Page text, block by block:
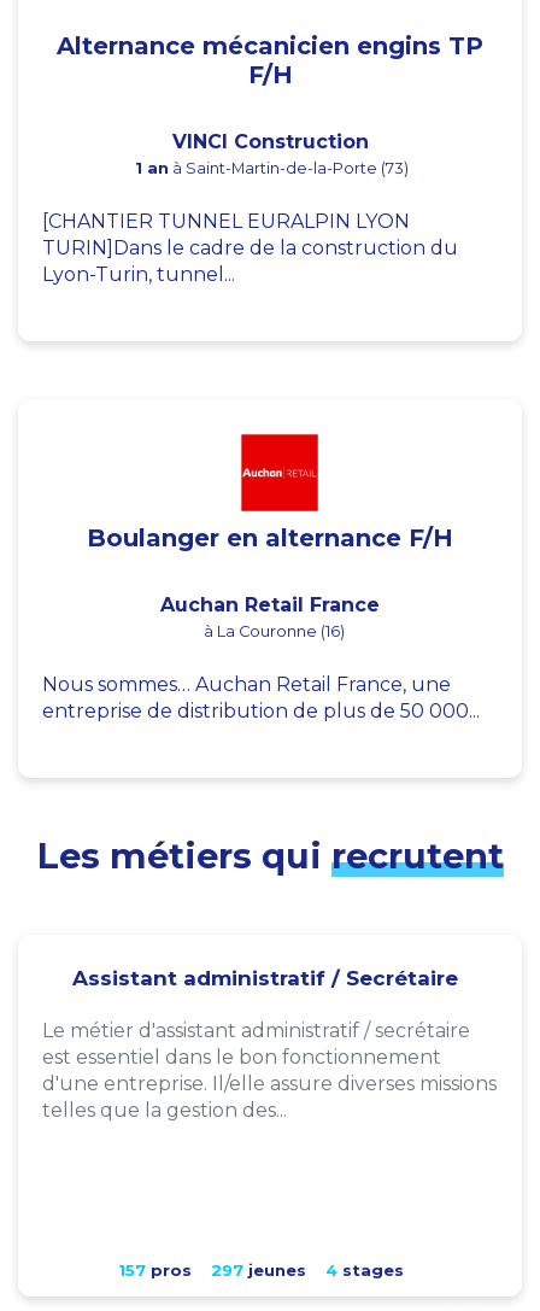
Alternance mécanicien engins TP
F/H
VINCI Construction
1 an à Saint-Martin-de-la-Porte (73)
[CHANTIER TUNNEL EURALPIN LYON
TURIN]Dans le cadre de la construction du
Lyon-Turin, tunnel...
Boulanger en alternance F/H
Auchan Retail France
à La Couronne (16)
Nous sommes… Auchan Retail France, une
entreprise de distribution de plus de 50 000...
Les métiers qui recrutent
Assistant administratif / Secrétaire
Le métier d'assistant administratif / secrétaire
est essentiel dans le bon fonctionnement
d'une entreprise. Il/elle assure diverses missions
telles que la gestion des...
157pros 297jeunes 4stages